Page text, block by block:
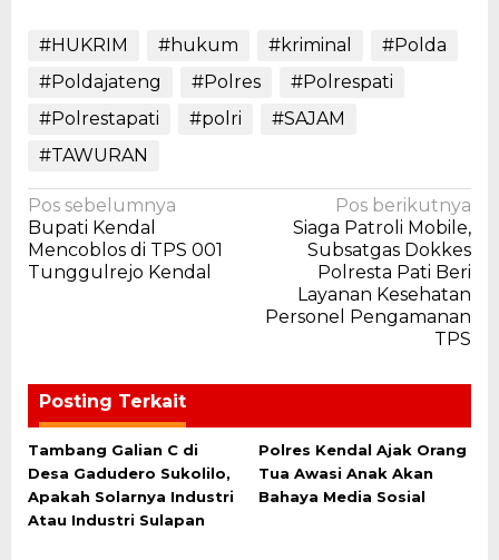
#HUKRIM #hukum #kriminal
#Polda
#Poldajateng
#Polres
#Polrespati
#Polrestapati
#polri
#SAJAM
#TAWURAN
Navigasi
pos
Pos sebelumnya
Bupati Kendal
Mencoblos di TPS 001
Tunggulrejo Kendal
Pos berikutnya
Siaga Patroli Mobile,
Subsatgas Dokkes
Polresta Pati Beri
Layanan Kesehatan
Personel Pengamanan
TPS
Posting Terkait
Tambang Galian C di
Desa Gadudero Sukolilo,
Apakah Solarnya Industri
Atau Industri Sulapan
Polres Kendal Ajak Orang
Tua Awasi Anak Akan
Bahaya Media Sosial